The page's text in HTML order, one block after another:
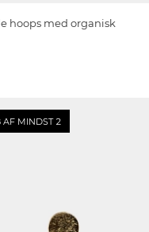
hoops med organisk
MINDST 2